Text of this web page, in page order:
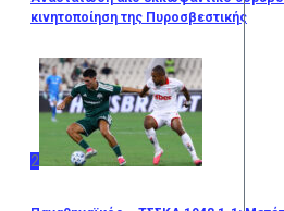
κινητοποίηση της Πυροσβεστικής
2